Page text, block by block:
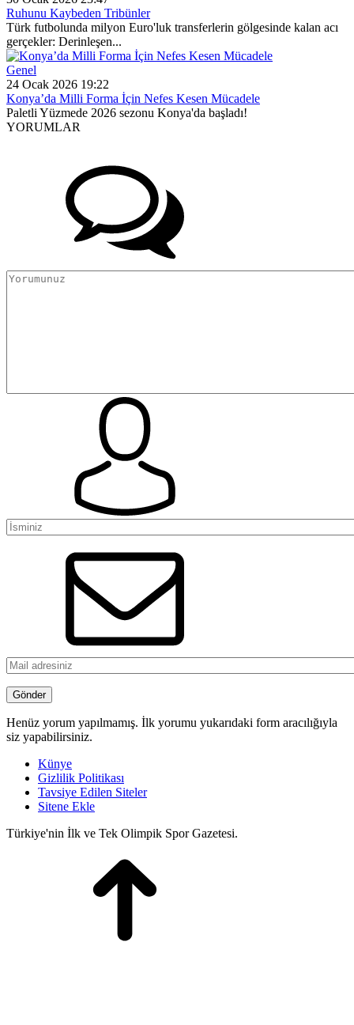
Ruhunu Kaybeden Tribünler
Türk futbolunda milyon Euro'luk transferlerin gölgesinde kalan acı
gerçekler: Derinleşen...
Genel
24 Ocak 2026 19:22
Konya’da Milli Forma İçin Nefes Kesen Mücadele
Paletli Yüzmede 2026 sezonu Konya'da başladı!
YORUMLAR
Henüz yorum yapılmamış. İlk yorumu yukarıdaki form aracılığıyla
siz yapabilirsiniz.
Künye
Gizlilik Politikası
Tavsiye Edilen Siteler
Sitene Ekle
Türkiye'nin İlk ve Tek Olimpik Spor Gazetesi.